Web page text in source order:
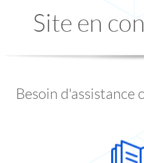
Site en
Besoin d'assistance